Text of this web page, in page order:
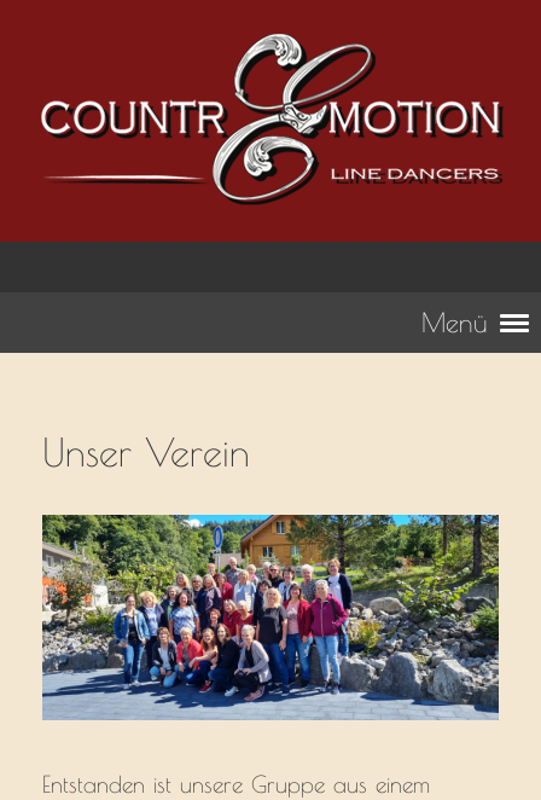
Menü
Unser Verein
Entstanden ist unsere Gruppe aus einem